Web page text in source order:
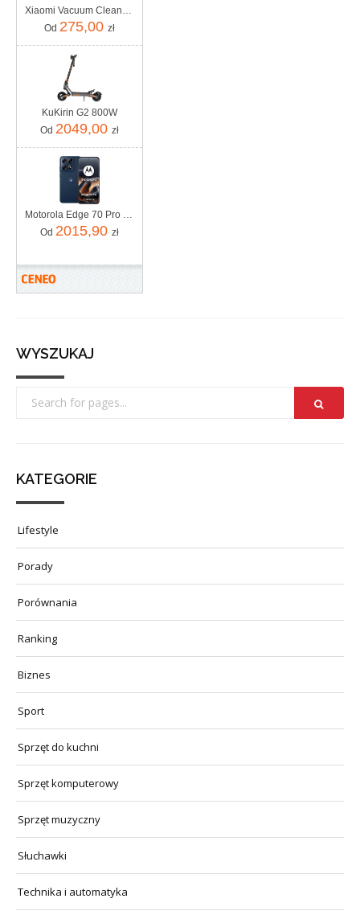
Xiaomi Vacuum Cleaner G20 Lite
Od 275,00 zł
KuKirin G2 800W
Od 2049,00 zł
Motorola Edge 70 Pro 8/256GB Granatowy
Od 2015,90 zł
WYSZUKAJ
KATEGORIE
Lifestyle
Porady
Porównania
Ranking
Biznes
Sport
Sprzęt do kuchni
Sprzęt komputerowy
Sprzęt muzyczny
Słuchawki
Technika i automatyka